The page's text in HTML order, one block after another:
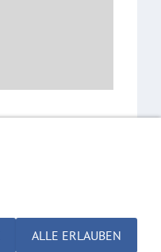
ALLE ERLAUBEN